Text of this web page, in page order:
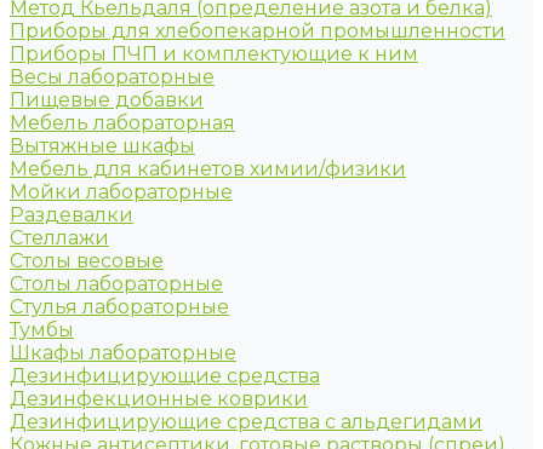
Метод Кьельдаля (определение азота и белка)
Приборы для хлебопекарной промышленности
Приборы ПЧП и комплектующие к ним
Весы лабораторные
Пищевые добавки
Мебель лабораторная
Вытяжные шкафы
Мебель для кабинетов химии/физики
Мойки лабораторные
Раздевалки
Стеллажи
Столы весовые
Столы лабораторные
Стулья лабораторные
Тумбы
Шкафы лабораторные
Дезинфицирующие средства
Дезинфекционные коврики
Дезинфицирующие средства с альдегидами